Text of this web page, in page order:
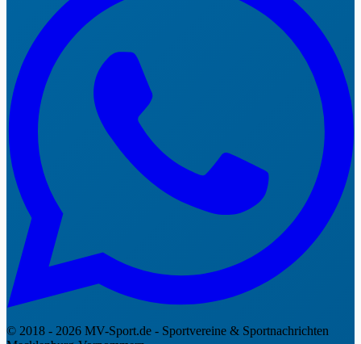
© 2018 - 2026 MV-Sport.de - Sportvereine & Sportnachrichten